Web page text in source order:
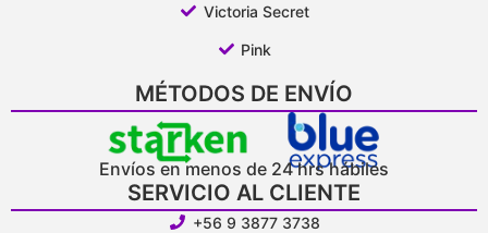
Victoria Secret
Pink
MÉTODOS DE ENVÍO
Envíos en menos de 24 hrs hábiles
SERVICIO AL CLIENTE
+56 9 3877 3738